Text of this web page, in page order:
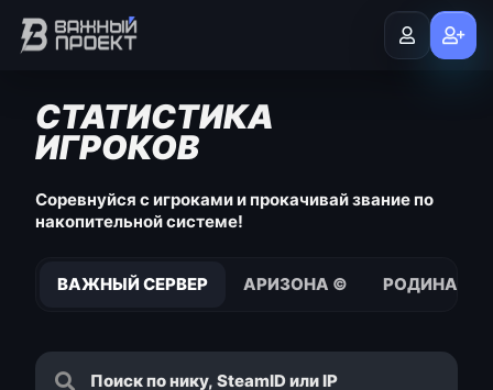
СТАТИСТИКА
ИГРОКОВ
Соревнуйся с игроками и прокачивай звание по
накопительной системе!
ВАЖНЫЙ СЕРВЕР АРИЗОНА © РОДИНА ©